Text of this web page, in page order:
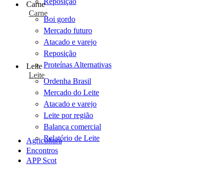
Carne
Carne
Boi gordo
Mercado futuro
Atacado e varejo
Reposição
Proteínas Alternativas
Leite
Leite
Ordenha Brasil
Mercado do Leite
Atacado e varejo
Leite por região
Balança comercial
Relatório de Leite
Agricultura
Encontros
APP Scot